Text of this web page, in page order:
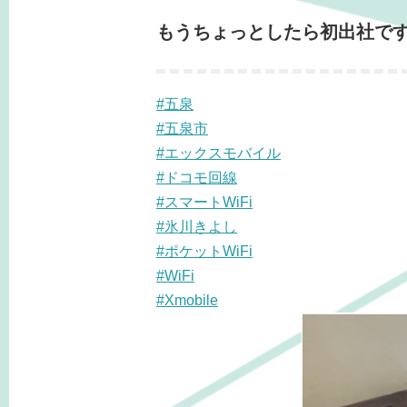
もうちょっとしたら初出社で
#五泉
#五泉市
#エックスモバイル
#ドコモ回線
#スマートWiFi
#氷川きよし
#ポケットWiFi
#WiFi
#Xmobile